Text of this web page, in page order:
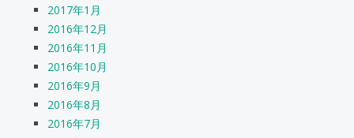
2017年1月
2016年12月
2016年11月
2016年10月
2016年9月
2016年8月
2016年7月